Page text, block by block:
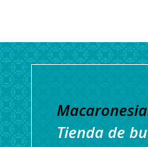
Tienda de